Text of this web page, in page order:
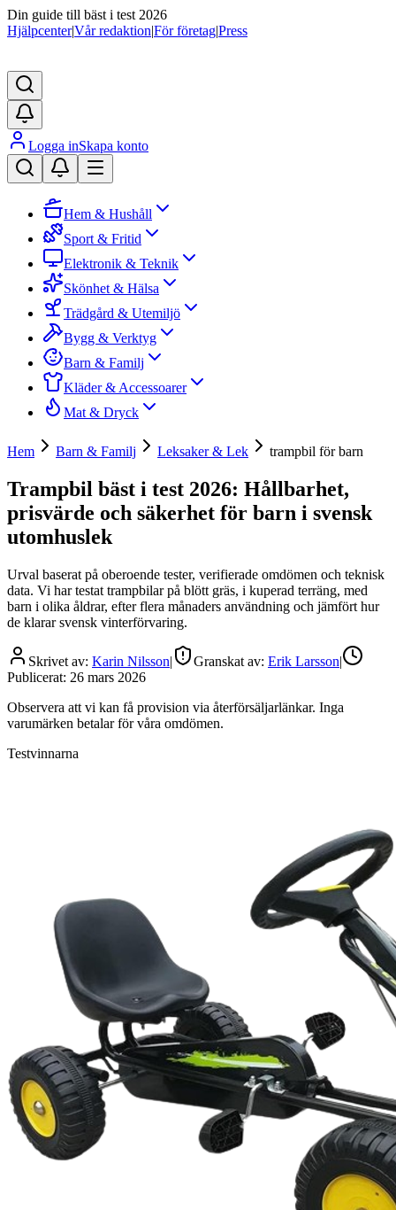
Din guide till bäst i test 2026
Hjälpcenter|Vår redaktion|För företag|Press
Logga inSkapa konto
Hem & Hushåll
Sport & Fritid
Elektronik & Teknik
Skönhet & Hälsa
Trädgård & Utemiljö
Bygg & Verktyg
Barn & Familj
Kläder & Accessoarer
Mat & Dryck
Hem Barn & Familj Leksaker & Lek trampbil för barn
Trampbil bäst i test 2026: Hållbarhet,
prisvärde och säkerhet för barn i svensk
utomhuslek
Urval baserat på oberoende tester, verifierade omdömen och teknisk
data. Vi har testat trampbilar på blött gräs, i kuperad terräng, med
barn i olika åldrar, efter flera månaders användning och jämfört hur
de klarar svensk vinterförvaring.
Skrivet av: Karin Nilsson| Granskat av: Erik Larsson|
Publicerat: 26 mars 2026
Observera att vi kan få provision via återförsäljarlänkar. Inga
varumärken betalar för våra omdömen.
Testvinnarna